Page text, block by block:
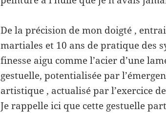
De la précision de mon doigté ,
martiales et 10 ans de pratique des
finesse aigu comme l’acier d’une
gestuelle, potentialisée par
artistique , actualisé par l’exercice
Je rappelle ici que cette gestuelle